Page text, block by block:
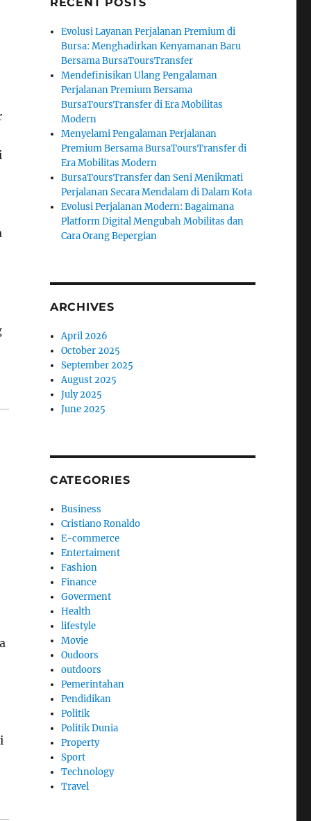
Evolusi Layanan Perjalanan Premium di
Bursa: Menghadirkan Kenyamanan Baru
Bersama BursaToursTransfer
Mendefinisikan Ulang Pengalaman
Perjalanan Premium Bersama
BursaToursTransfer di Era Mobilitas
Modern
Menyelami Pengalaman Perjalanan
Premium Bersama BursaToursTransfer di
Era Mobilitas Modern
BursaToursTransfer dan Seni Menikmati
Perjalanan Secara Mendalam di Dalam Kota
Evolusi Perjalanan Modern: Bagaimana
Platform Digital Mengubah Mobilitas dan
Cara Orang Bepergian
ARCHIVES
April 2026
October 2025
September 2025
August 2025
July 2025
June 2025
CATEGORIES
Business
Cristiano Ronaldo
E-commerce
Entertaiment
Fashion
Finance
Goverment
Health
lifestyle
Movie
Oudoors
outdoors
Pemerintahan
Pendidikan
Politik
Politik Dunia
Property
Sport
Technology
Travel